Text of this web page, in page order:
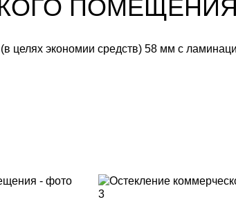
ПОМЕЩЕНИЯ
экономии средств) 58 мм с